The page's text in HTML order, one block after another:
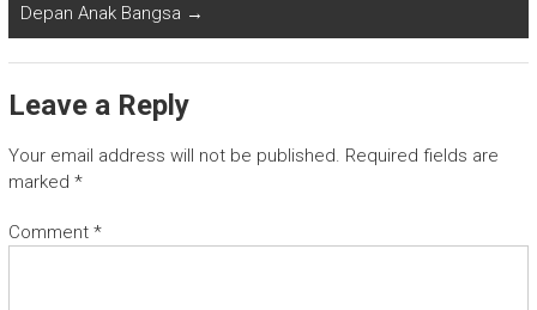
Depan Anak Bangsa →
Leave a Reply
Your email address will not be published. Required fields are
marked *
Comment *